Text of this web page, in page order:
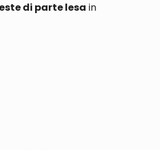
di parte lesa in